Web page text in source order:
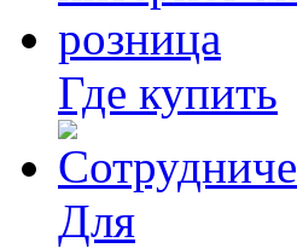
Где купить
Для